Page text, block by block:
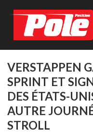
VERSTAPPEN
SPRINT ET
DES ÉTATS-
AUTRE
STROLL